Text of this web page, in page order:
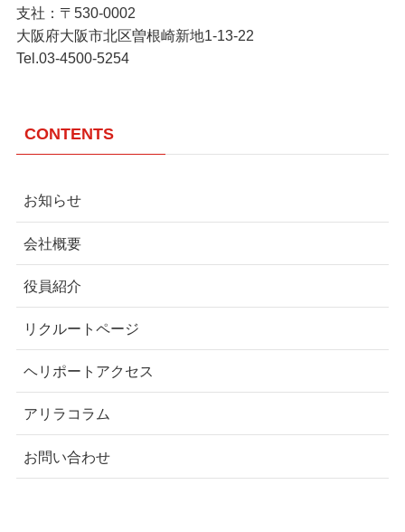
支社：〒530-0002
大阪府大阪市北区曽根崎新地1-13-22
Tel.03-4500-5254
CONTENTS
お知らせ
会社概要
役員紹介
リクルートページ
ヘリポートアクセス
アリラコラム
お問い合わせ